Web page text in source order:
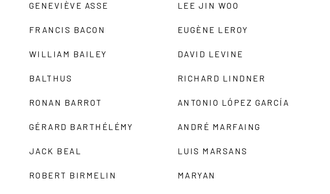
GENEVIÈVE ASSE
FRANCIS BACON
WILLIAM BAILEY
BALTHUS
RONAN BARROT
GÉRARD BARTHÉLÉMY
JACK BEAL
ROBERT BIRMELIN
LEE JIN WOO
EUGÈNE LEROY
DAVID LEVINE
RICHARD LINDNER
ANTONIO LÓPEZ GARCÍA
ANDRÉ MARFAING
LUIS MARSANS
MARYAN